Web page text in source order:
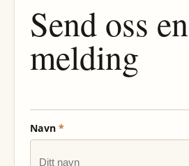
Send oss en
melding
Navn *